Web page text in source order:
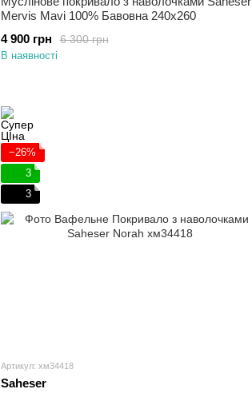
Mervis Mavi 100% Бавовна 240х260
6 300 грн
4 900 грн
В наявності
−26%
3
3
Артикул: хм34418
Saheser